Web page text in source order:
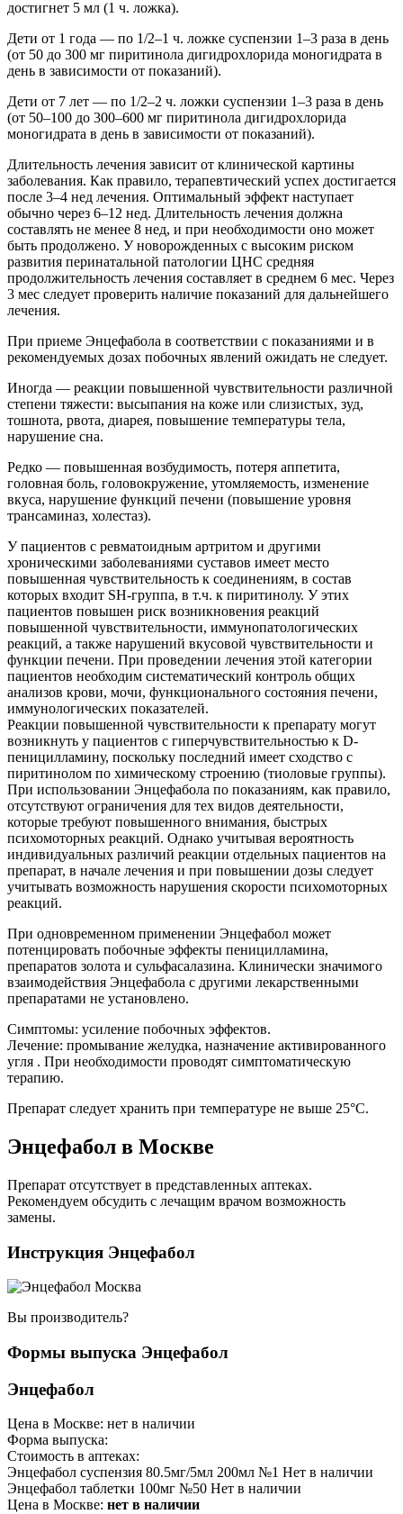
достигнет 5 мл (1 ч. ложка).
Дети от 1 года — по 1/2–1 ч. ложке суспензии 1–3 раза в день
(от 50 до 300 мг пиритинола дигидрохлорида моногидрата в
день в зависимости от показаний).
Дети от 7 лет — по 1/2–2 ч. ложки суспензии 1–3 раза в день
(от 50–100 до 300–600 мг пиритинола дигидрохлорида
моногидрата в день в зависимости от показаний).
Длительность лечения зависит от клинической картины
заболевания. Как правило, терапевтический успех достигается
после 3–4 нед лечения. Оптимальный эффект наступает
обычно через 6–12 нед. Длительность лечения должна
составлять не менее 8 нед, и при необходимости оно может
быть продолжено. У новорожденных с высоким риском
развития перинатальной патологии ЦНС средняя
продолжительность лечения составляет в среднем 6 мес. Через
3 мес следует проверить наличие показаний для дальнейшего
лечения.
При приеме Энцефабола в соответствии с показаниями и в
рекомендуемых дозах побочных явлений ожидать не следует.
Иногда — реакции повышенной чувствительности различной
степени тяжести: высыпания на коже или слизистых, зуд,
тошнота, рвота, диарея, повышение температуры тела,
нарушение сна.
Редко — повышенная возбудимость, потеря аппетита,
головная боль, головокружение, утомляемость, изменение
вкуса, нарушение функций печени (повышение уровня
трансаминаз, холестаз).
У пациентов с ревматоидным артритом и другими
хроническими заболеваниями суставов имеет место
повышенная чувствительность к соединениям, в состав
которых входит SH-группа, в т.ч. к пиритинолу. У этих
пациентов повышен риск возникновения реакций
повышенной чувствительности, иммунопатологических
реакций, а также нарушений вкусовой чувствительности и
функции печени. При проведении лечения этой категории
пациентов необходим систематический контроль общих
анализов крови, мочи, функционального состояния печени,
иммунологических показателей.
Реакции повышенной чувствительности к препарату могут
возникнуть у пациентов с гиперчувствительностью к D-
пеницилламину, поскольку последний имеет сходство с
пиритинолом по химическому строению (тиоловые группы).
При использовании Энцефабола по показаниям, как правило,
отсутствуют ограничения для тех видов деятельности,
которые требуют повышенного внимания, быстрых
психомоторных реакций. Однако учитывая вероятность
индивидуальных различий реакции отдельных пациентов на
препарат, в начале лечения и при повышении дозы следует
учитывать возможность нарушения скорости психомоторных
реакций.
При одновременном применении Энцефабол может
потенцировать побочные эффекты пеницилламина,
препаратов золота и сульфасалазина. Клинически значимого
взаимодействия Энцефабола с другими лекарственными
препаратами не установлено.
Симптомы: усиление побочных эффектов.
Лечение: промывание желудка, назначение активированного
угля . При необходимости проводят симптоматическую
терапию.
Препарат следует хранить при температуре не выше 25°С.
Энцефабол в Москве
Препарат отсутствует в представленных аптеках.
Рекомендуем обсудить с лечащим врачом возможность
замены.
Инструкция Энцефабол
Вы производитель?
Формы выпуска Энцефабол
Энцефабол
Цена в Москве: нет в наличии
Форма выпуска:
Стоимость в аптеках:
Энцефабол суспензия 80.5мг/5мл 200мл №1 Нет в наличии
Энцефабол таблетки 100мг №50 Нет в наличии
Цена в Москве: нет в наличии